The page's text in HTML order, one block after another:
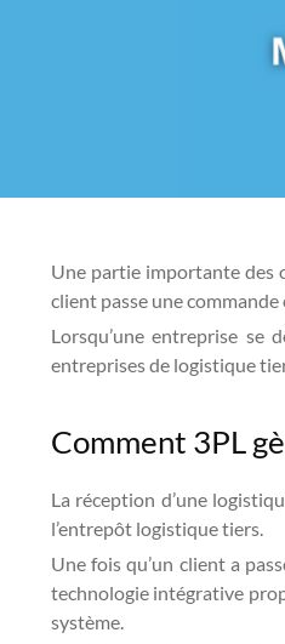
Une partie importante des
client passe une
Lorsqu’une entreprise se
entreprises de logistique
Comment 3PL
La réception d’une
l’entrepôt logistique tiers.
Une fois qu’un client a
technologie intégrative
système.